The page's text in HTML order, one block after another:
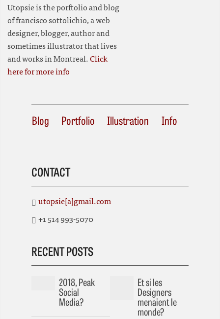
Utopsie is the porftolio and blog
of francisco sottolichio, a web
designer, blogger, author and
sometimes illustrator that lives
and works in Montreal.Click
here for more info
Blog Portfolio Illustration Info
CONTACT
utopsie[a]gmail.com
+1 514 993-5070
RECENT POSTS
2018, Peak
Social
Media?
Et si les
Designers
menaient le
monde?